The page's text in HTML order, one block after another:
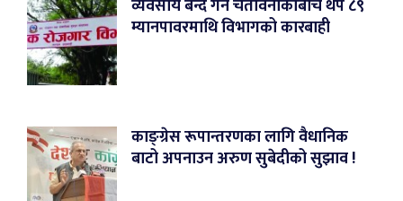
व्यवसाय बन्द गर्ने चेतावनीकाबीच थप ८९
म्यानपावरमाथि विभागको कारबाही
काङ्ग्रेस रूपान्तरणका लागि वैधानिक
बाटो अपनाउन अरुण सुबेदीको सुझाव !